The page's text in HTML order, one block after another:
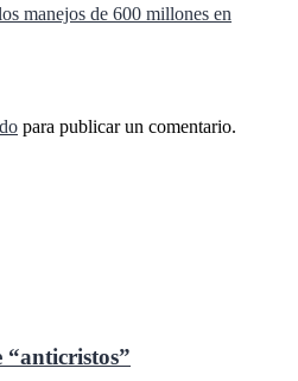
manejos de 600 millones en
para publicar un comentario.
“anticristos”